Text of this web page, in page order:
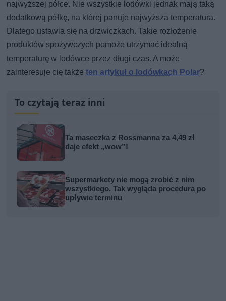
najwyższej półce. Nie wszystkie lodówki jednak mają taką
dodatkową półkę, na której panuje najwyższa temperatura.
Dlatego ustawia się na drzwiczkach. Takie rozłożenie
produktów spożywczych pomoże utrzymać idealną
temperaturę w lodówce przez długi czas. A może
zainteresuje cię takżeten artykuł o lodówkach Polar?
To czytają teraz inni
Ta maseczka z Rossmanna za 4,49 zł
daje efekt „wow”!
Supermarkety nie mogą zrobić z nim
wszystkiego. Tak wygląda procedura po
upływie terminu